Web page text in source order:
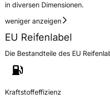
in diversen Dimensionen.
weniger anzeigen
EU Reifenlabel
Die Bestandteile des EU
Kraftstoffeffizienz